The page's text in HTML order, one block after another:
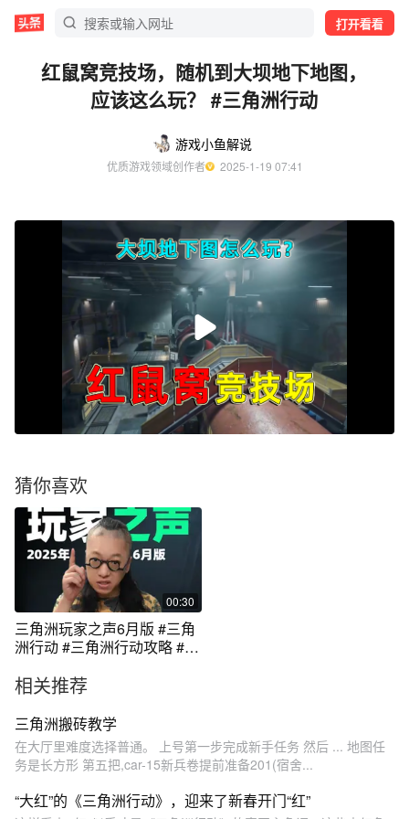
打开看看
红鼠窝竞技场，随机到大坝地下地图，
应该这么玩？ #三角洲行动
游戏小鱼解说
优质游戏领域创作者
  2025-1-19 07:41
猜你喜欢
00:30
三角洲玩家之声6月版 #三角
洲行动 #三角洲行动攻略 #三
#游戏杂谈
相关推荐
三角洲搬砖教学
在大厅里难度选择普通。 上号第一步完成新手任务 然后 ... 地图任
务是长方形 第五把,car-15新兵卷提前准备201(宿舍...
“大红”的《三角洲行动》，迎来了新春开门“红”